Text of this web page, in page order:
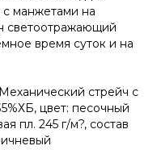
манжетами на
светоотражающий
время суток и на
стрейч с
цвет: песочный
пл. 245 г/м?, состав